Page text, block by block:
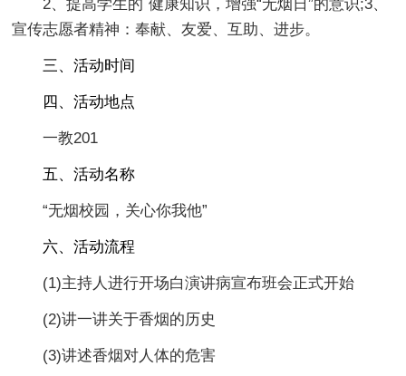
2、提高学生的`健康知识，增强“无烟日”的意识;3、
宣传志愿者精神：奉献、友爱、互助、进步。
三、活动时间
四、活动地点
一教201
五、活动名称
“无烟校园，关心你我他”
六、活动流程
(1)主持人进行开场白演讲病宣布班会正式开始
(2)讲一讲关于香烟的历史
(3)讲述香烟对人体的危害